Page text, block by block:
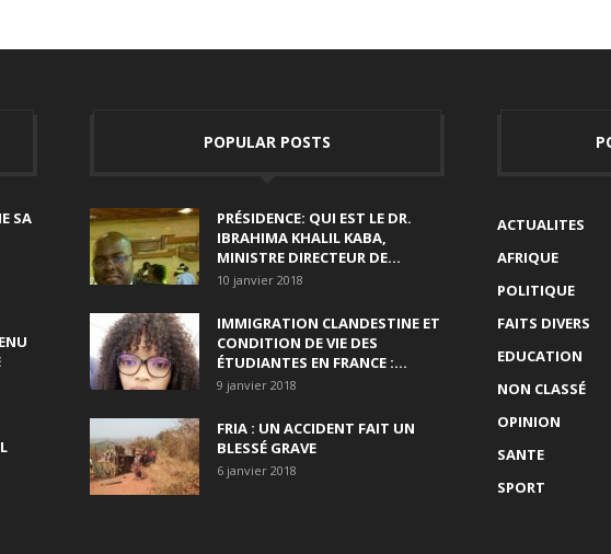
SA
POPULAR POSTS
PRÉSIDENCE: QUI EST LE DR.
IBRAHIMA KHALIL KABA,
MINISTRE DIRECTEUR DE...
10 janvier 2018
IMMIGRATION CLANDESTINE ET
CONDITION DE VIE DES
ÉTUDIANTES EN FRANCE :...
9 janvier 2018
FRIA : UN ACCIDENT FAIT UN
BLESSÉ GRAVE
6 janvier 2018
ACTUALITES
AFRIQUE
POLITIQUE
FAITS DIVERS
EDUCATION
NON CLASSÉ
OPINION
SANTE
SPORT